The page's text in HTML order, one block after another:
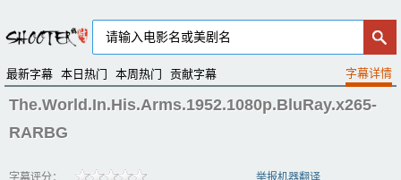
最新字幕 本日热门 本周热门 贡献字幕
The.World.In.His.Arms.1952.1080p.BluRay.x265-
RARBG
字幕评分：
举报机器翻译